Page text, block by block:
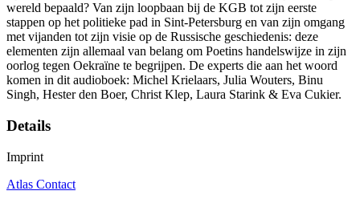
wereld bepaald? Van zijn loopbaan bij de KGB tot zijn eerste
stappen op het politieke pad in Sint-Petersburg en van zijn omgang
met vijanden tot zijn visie op de Russische geschiedenis: deze
elementen zijn allemaal van belang om Poetins handelswijze in zijn
oorlog tegen Oekraïne te begrijpen. De experts die aan het woord
komen in dit audioboek: Michel Krielaars, Julia Wouters, Binu
Singh, Hester den Boer, Christ Klep, Laura Starink & Eva Cukier.
Details
Imprint
Atlas Contact